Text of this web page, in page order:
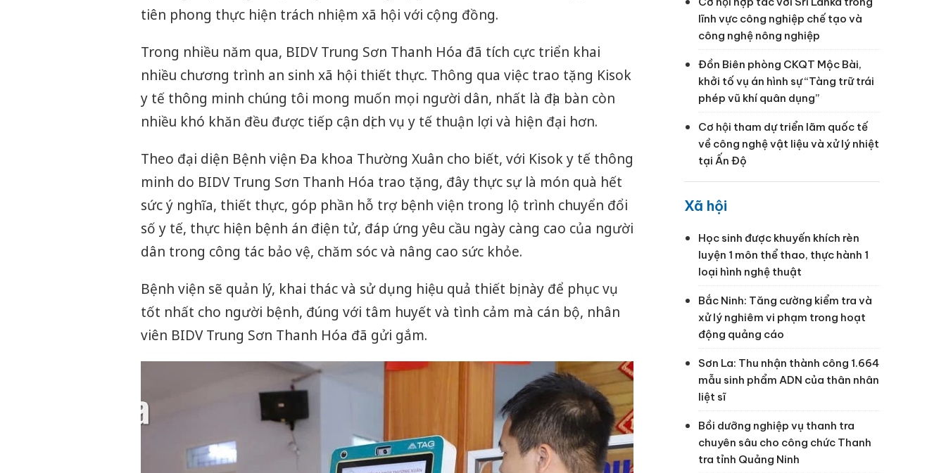
tiên phong thực hiện trách nhiệm xã hội với cộng đồng.
Trong nhiều năm qua, BIDV Trung Sơn Thanh Hóa đã tích cực triển khai
nhiều chương trình an sinh xã hội thiết thực. Thông qua việc trao tặng Kisok
y tế thông minh chúng tôi mong muốn mọi người dân, nhất là địa bàn còn
nhiều khó khăn đều được tiếp cận dịch vụ y tế thuận lợi và hiện đại hơn.
Theo đại diện Bệnh viện Đa khoa Thường Xuân cho biết, với Kisok y tế thông
minh do BIDV Trung Sơn Thanh Hóa trao tặng, đây thực sự là món quà hết
sức ý nghĩa, thiết thực, góp phần hỗ trợ bệnh viện trong lộ trình chuyển đổi
số y tế, thực hiện bệnh án điện tử, đáp ứng yêu cầu ngày càng cao của người
dân trong công tác bảo vệ, chăm sóc và nâng cao sức khỏe.
Bệnh viện sẽ quản lý, khai thác và sử dụng hiệu quả thiết bị này để phục vụ
tốt nhất cho người bệnh, đúng với tâm huyết và tình cảm mà cán bộ, nhân
viên BIDV Trung Sơn Thanh Hóa đã gửi gắm.
lĩnh vực công nghiệp chế tạo và
công nghệ nông nghiệp
Đồn Biên phòng CKQT Mộc Bài,
khởi tố vụ án hình sự “Tàng trữ trái
phép vũ khí quân dụng”
Cơ hội tham dự triển lãm quốc tế
về công nghệ vật liệu và xử lý nhiệt
tại Ấn Độ
Xã hội
Học sinh được khuyến khích rèn
luyện 1 môn thể thao, thực hành 1
loại hình nghệ thuật
Bắc Ninh: Tăng cường kiểm tra và
xử lý nghiêm vi phạm trong hoạt
động quảng cáo
Sơn La: Thu nhận thành công 1.664
mẫu sinh phẩm ADN của thân nhân
liệt sĩ
Bồi dưỡng nghiệp vụ thanh tra
chuyên sâu cho công chức Thanh
tra tỉnh Quảng Ninh